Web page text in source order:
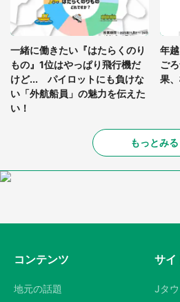
一緒に働きたい『はたらくのり
もの』1位はやっぱり飛行機だ
けど... パイロットにも負けな
い「外航船員」の魅力を伝えた
い！
年
ご
果
もっとみる
コンテンツ
地元の話題
サイ
Jタ